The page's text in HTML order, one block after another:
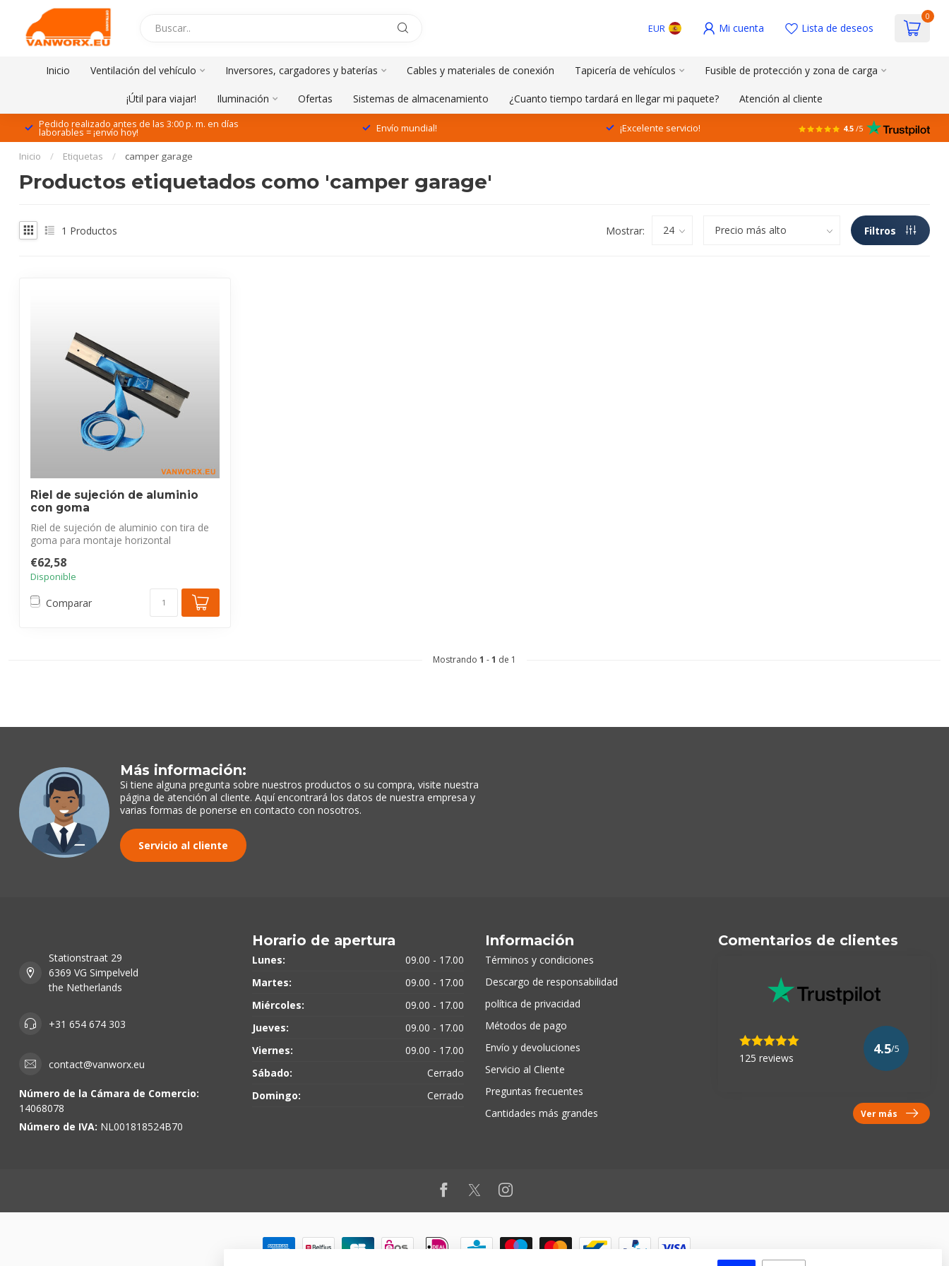
EUR Mi cuenta Lista de deseos
0
Inicio Ventilación del vehículo Inversores, cargadores y baterías Cables y materiales de conexión Tapicería de vehículos Fusible de protección y zona de carga
¡Útil para viajar! Iluminación Ofertas Sistemas de almacenamiento ¿Cuanto tiempo tardará en llegar mi paquete? Atención al cliente
Pedido realizado antes de las 3:00 p. m. en días
laborables = ¡envío hoy! Envío mundial! ¡Excelente servicio! 4.5 /5
Inicio / Etiquetas / camper garage
Productos etiquetados como 'camper garage'
1 Productos Mostrar: Filtros
Riel de sujeción de aluminio
con goma
Riel de sujeción de aluminio con tira de
goma para montaje horizontal
€62,58
Disponible
Comparar
Mostrando 1 -1 de 1
Más información:
Si tiene alguna pregunta sobre nuestros productos o su compra, visite nuestra
página de atención al cliente. Aquí encontrará los datos de nuestra empresa y
varias formas de ponerse en contacto con nosotros.
Servicio al cliente
Stationstraat 29
6369 VG Simpelveld
the Netherlands
+31 654 674 303
contact@vanworx.eu
Número de la Cámara de Comercio:
14068078
Número de IVA: NL001818524B70
Horario de apertura
Lunes:
09.00 - 17.00
Martes:
09.00 - 17.00
Miércoles:
09.00 - 17.00
Jueves:
09.00 - 17.00
Viernes:
09.00 - 17.00
Sábado:
Cerrado
Domingo:
Cerrado
Información
Términos y condiciones
Descargo de responsabilidad
política de privacidad
Métodos de pago
Envío y devoluciones
Servicio al Cliente
Preguntas frecuentes
Cantidades más grandes
Comentarios de clientes
125 reviews
4.5/5
Ver más